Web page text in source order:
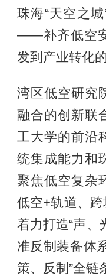
珠海“天空之
——补齐低空
发到产业转化
湾区低空研究
融合的创新联
工大学的前沿
统集成能力和
聚焦低空复杂
低空+轨道、跨
着力打造“声、
准反制装备体
策、反制”全链